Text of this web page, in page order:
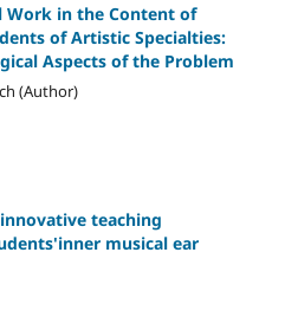
Work in the Content of
of Artistic Specialties:
Aspects of the Problem
(Author)
teaching
musical ear